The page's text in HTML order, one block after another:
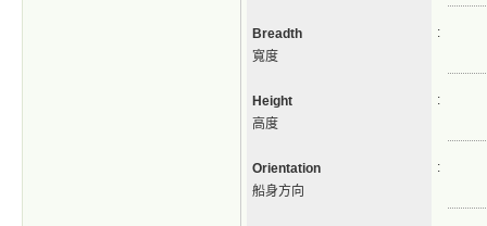
Breadth
寬度
:
Height
高度
:
Orientation
船身方向
: